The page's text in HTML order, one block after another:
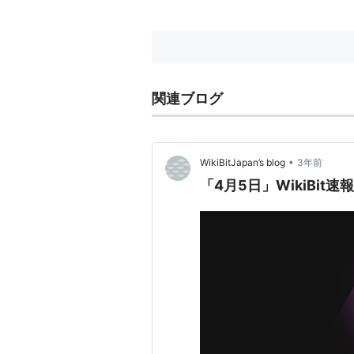
関連ブログ
WikiBitJapan’s blog • 3年前
「4月5日」WikiBit速